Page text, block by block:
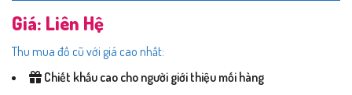
Giá: Liên Hệ
Thu mua đồ cũ với giá cao nhất:
Chiết khấu cao cho người giới thiệu mối hàng